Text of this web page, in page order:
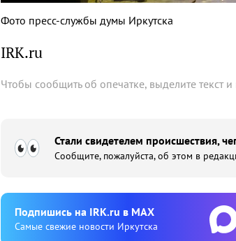
Фото пресс-службы думы Иркутска
IRK.ru
Чтобы сообщить об опечатке, выделите текст
Стали свидетелем происшествия,
Сообщите, пожалуйста, об этом в
Подпишиcь на IRK.ru в MAX
Cамые свежие новости Иркутска